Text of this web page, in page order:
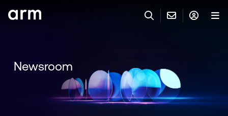
聯絡技術支援
IP 技術支援
登入以存取您的 Arm 帳號。
Newsroom